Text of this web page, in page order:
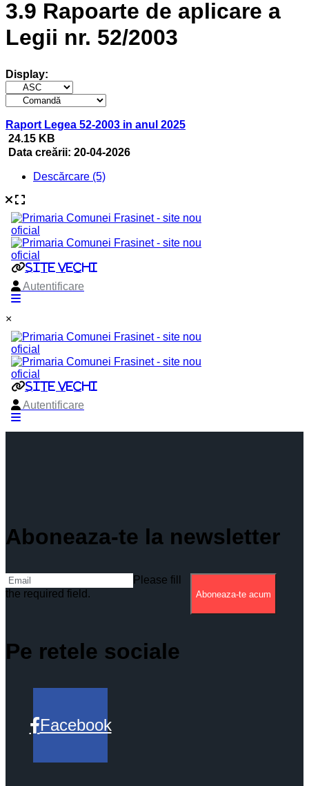
3.9 Rapoarte de aplicare a
Legii nr. 52/2003
Display:
Raport Legea 52-2003 in anul 2025
24.15 KB
Data creării: 20-04-2026
Descărcare (5)
×
Aboneaza-te la newsletter
Please fill
the required field.
Aboneaza-te acum
Pe retele sociale
Facebook